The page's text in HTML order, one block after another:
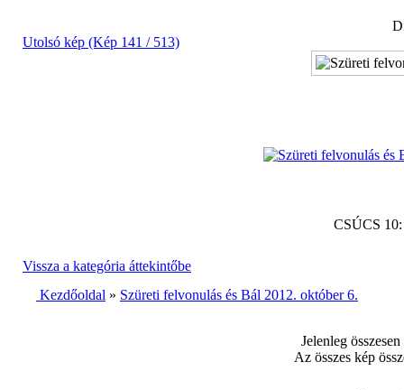
Utolsó kép (Kép 141 / 513)
CSÚCS
Vissza a kategória áttekintőbe
Kezdőoldal » Szüreti felvonulás és Bál 2012. október 6.
Jelenleg
Az összes kép